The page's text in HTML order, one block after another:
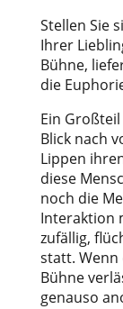
Stellen Sie
Ihrer
Bühne,
die
Ein
Blick nach
Lippen
diese
noch die
Interaktion
zufällig,
statt. Wenn
Bühne
genauso